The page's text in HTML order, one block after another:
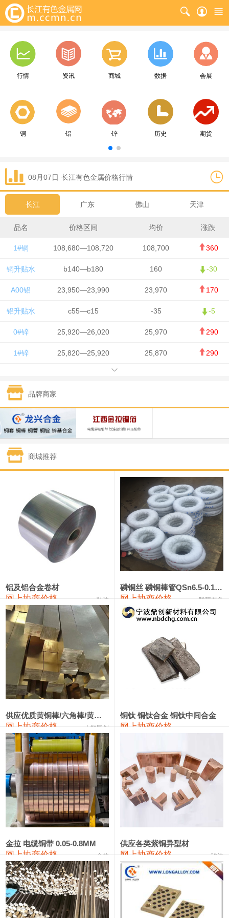
行情 资讯 商城 数据 会展
铜 铝 锌 历史 期货
08月07日 长江有色金属价格行情
长江 广东 佛山 天津
品名 价格区间 均价 涨跌
1#铜 108,680—108,720 108,700 360
铜升贴水 b140—b180 160 -30
A00铝 23,950—23,990 23,970 170
铝升贴水 c55—c15 -35 -5
0#锌 25,920—26,020 25,970 290
1#锌 25,820—25,920 25,870 290
1#锡 434,000—436,000
1#镍 129,550—130,750
1#白银 15,100—15,110 15,105 -70
钯金
331,000 -10,000
89,000—95,000 92,000 1,000
2#锑 85,000—91,000 88,000 1,000
1#镁 17,000—18,000 17,500 0
18,900—19,100 19,000 100
1#电解锰(99.7%袋装) 18,000—18,200 18,100 100
1#铬 60,000—82,000
553#硅 9,300—9,500
441#硅 9,600—9,800 9,700
3303#硅 10,300—10,500 10,400
2202#硅 14,100—14,300
金属硅3303#-2202# 10,400—14,200 12,300 0
漆包线 111,970—115,970 113,970
磷铜合金 110,800—117,600 114,200 400
无氧铜丝(硬) 109,710—110,010 109,860
R410A专用紫铜管 113,700—113,700
铸造铝合金锭(A380） 26,300—26,500 26,400 100
铝合金ADC12 24,200—24,400 100
铸造铝合金锭(ZL102) 24,300—24,500 24,400
品牌商家
商城推荐
铝及铝合金卷材
网上协商价格 弘达
磷铜丝 磷铜棒管QSn6.5-0.1 7-0.2 8-0.3
网上协商价格 联荣有色
供应优质黄铜棒/六角棒/黄铜方板
网上协商价格 十堰同创
铜钛 铜钛合金 铜钛中间合金
网上协商价格
金拉 电缆铜带 0.05-0.8MM
网上协商价格 金拉
供应各类紫铜异型材
网上协商价格 骏达